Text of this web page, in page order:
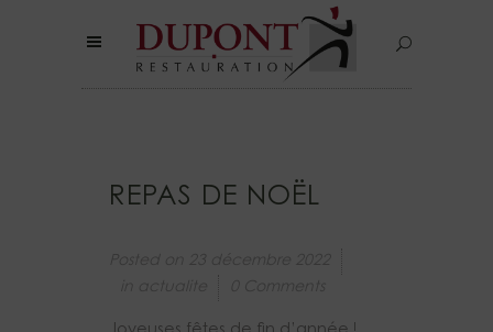
REPAS DE NOËL
23 décembre 2022